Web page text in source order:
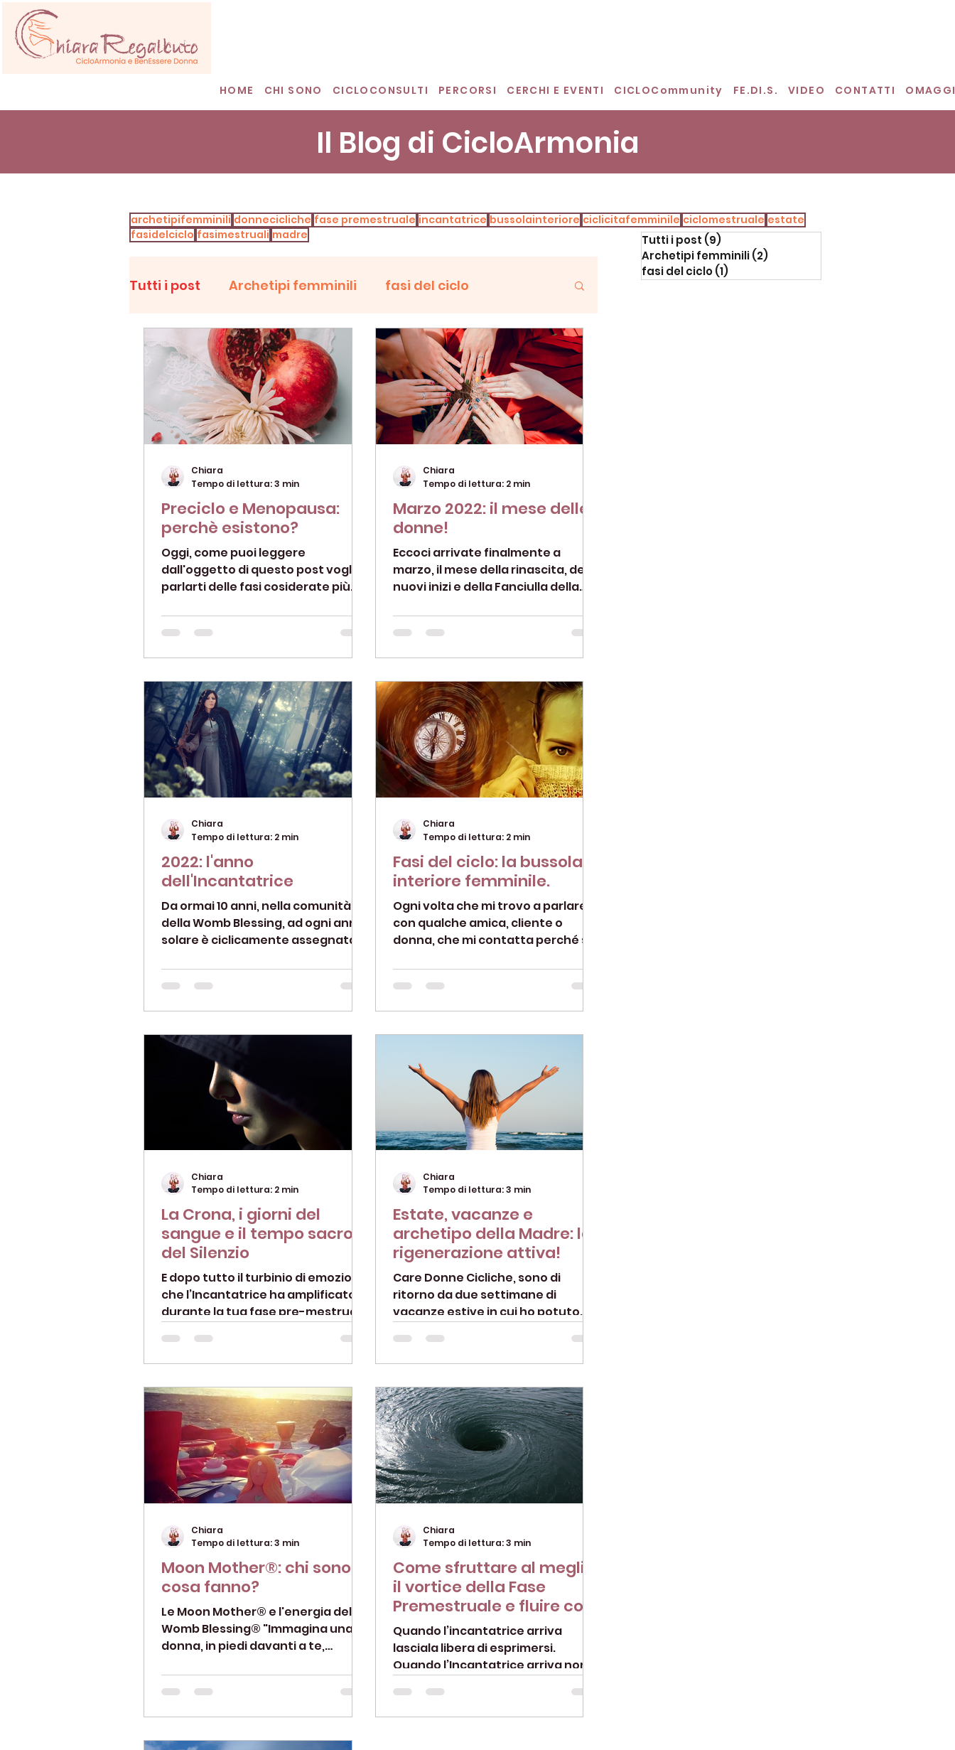
HOME CHI SONO CICLOCONSULTI PERCORSI CERCHI E EVENTI CICLOCommunity FE.DI.S. VIDEO CONTATTI
Il Blog di CicloArmonia
archetipifemminili donnecicliche fase premestruale incantatrice bussolainteriore ciclicitafemminile ciclomestruale estate
fasidelciclo fasimestruali madre
Tutti i post Archetipi femminili fasi del ciclo
Preciclo e Menopausa:
perchè esistono?
Oggi, come puoi leggere
dall'oggetto di questo post voglio
parlarti delle fasi cosiderate più
il...
Chiara
Tempo di lettura: 3 min
Marzo 2022: il mese delle
donne!
Eccoci arrivate finalmente a
marzo, il mese della rinascita, dei
nuovi inizi e della Fanciulla della
MESE...
Chiara
Tempo di lettura: 2 min
2022: l'anno
dell'Incantatrice
Da ormai 10 anni, nella comunità
della Womb Blessing, ad ogni anno
solare è ciclicamente assegnata
guida...
Chiara
Tempo di lettura: 2 min
Fasi del ciclo: la bussola
interiore femminile.
Ogni volta che mi trovo a parlare
con qualche amica, cliente o
donna, che mi contatta perché si
della sua...
Chiara
Tempo di lettura: 2 min
La Crona, i giorni del
sangue e il tempo sacro
del Silenzio
E dopo tutto il turbinio di emozioni,
che l’Incantatrice ha amplificato
durante la tua fase pre-mestruale
Chiara
Tempo di lettura: 2 min
Estate, vacanze e
archetipo della Madre: la
rigenerazione attiva!
Care Donne Cicliche, sono di
ritorno da due settimane di
vacanze estive in cui ho potuto
sospensione e...
Chiara
Tempo di lettura: 3 min
Moon Mother®: chi sono e
cosa fanno?
Le Moon Mother® e l'energia della
Womb Blessing® "Immagina una
donna, in piedi davanti a te,
questa...
Chiara
Tempo di lettura: 3 min
Come sfruttare al meglio
il vortice della Fase
Premestruale e fluire con
le sue energie.
Quando l’incantatrice arriva
lasciala libera di esprimersi.
Quando l’Incantatrice arriva non
all’improvviso...
Chiara
Tempo di lettura: 3 min
Tutti i post (9)
Archetipi femminili(2)
fasi del ciclo(1)